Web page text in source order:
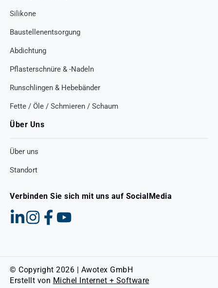
Silikone
Baustellenentsorgung
Abdichtung
Pflasterschnüre & -Nadeln
Runschlingen & Hebebänder
Fette / Öle / Schmieren / Schaum
Über Uns
Über uns
Standort
Verbinden Sie sich mit uns auf SocialMedia
© Copyright 2026 | Awotex GmbH
Erstellt von Michel Internet + Software